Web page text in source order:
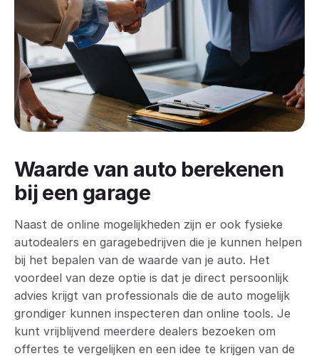
Waarde van auto berekenen
bij een garage
Naast de online mogelijkheden zijn er ook fysieke
autodealers en garagebedrijven die je kunnen helpen
bij het bepalen van de waarde van je auto. Het
voordeel van deze optie is dat je direct persoonlijk
advies krijgt van professionals die de auto mogelijk
grondiger kunnen inspecteren dan online tools. Je
kunt vrijblijvend meerdere dealers bezoeken om
offertes te vergelijken en een idee te krijgen van de